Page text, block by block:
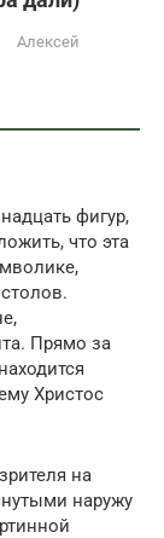
Алексей
фигур,
что эта
Прямо за
Христос
на
наружу